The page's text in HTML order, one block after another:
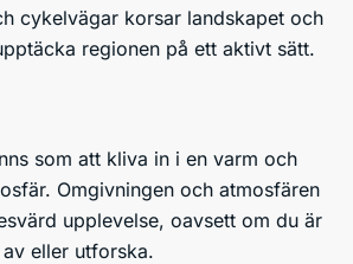
cykelvägar korsar landskapet och
regionen på ett aktivt sätt.
som att kliva in i en varm och
Omgivningen och atmosfären
upplevelse, oavsett om du är
eller utforska.